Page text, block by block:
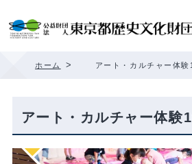
ホーム > アート・カルチャー体験
アート・カルチャー体験